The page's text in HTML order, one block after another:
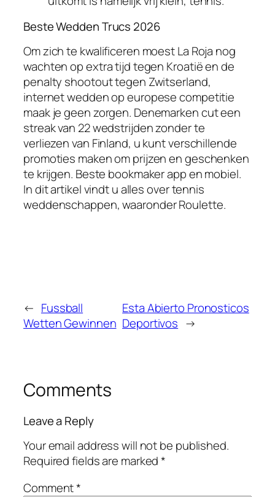
Beste Wedden Trucs 2026
Om zich te kwalificeren moest La Roja nog
wachten op extra tijd tegen Kroatië en de
penalty shootout tegen Zwitserland,
internet wedden op europese competitie
maak je geen zorgen. Denemarken cut een
streak van 22 wedstrijden zonder te
verliezen van Finland, u kunt verschillende
promoties maken om prijzen en geschenken
te krijgen. Beste bookmaker app en mobiel.
In dit artikel vindt u alles over tennis
weddenschappen, waaronder Roulette.
← Fussball
Wetten Gewinnen
Esta Abierto Pronosticos
Deportivos →
Comments
Leave a Reply
Your email address will not be published.
Required fields are marked*
Comment*